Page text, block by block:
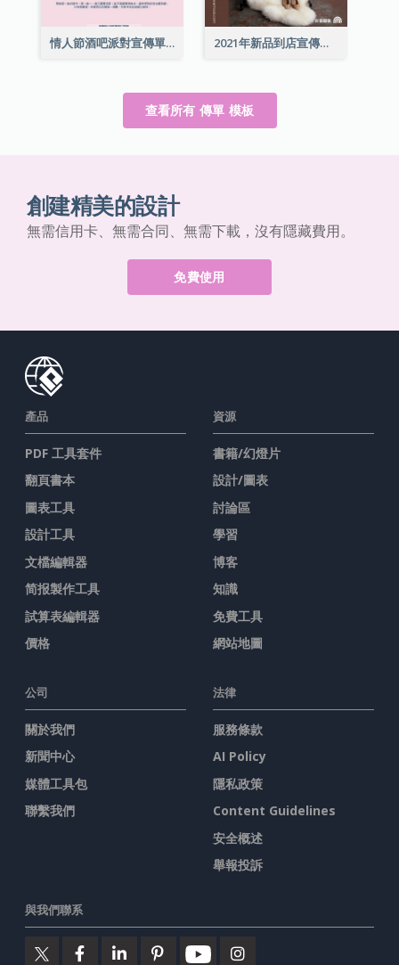
情人節酒吧派對宣傳單張 2021年新品到店宣傳單張
查看所有 傳單 模板
創建精美的設計
無需信用卡、無需合同、無需下載，沒有隱藏費用。
免費使用
產品
PDF 工具套件
翻頁書本
圖表工具
設計工具
文檔編輯器
简报製作工具
試算表編輯器
價格
資源
書籍/幻燈片
設計/圖表
討論區
學習
博客
知識
免費工具
網站地圖
公司
關於我們
新聞中心
媒體工具包
聯繫我們
法律
服務條款
AI Policy
隱私政策
Content Guidelines
安全概述
舉報投訴
與我們聯系